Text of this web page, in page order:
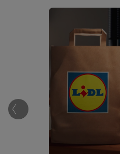
Weingut
Bodegas Lecea